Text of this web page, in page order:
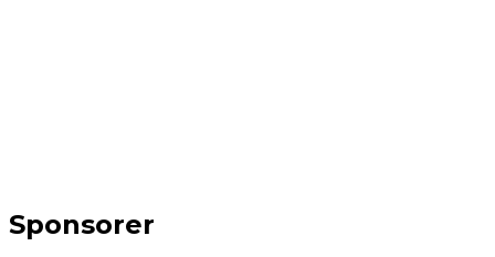
Sponsorer